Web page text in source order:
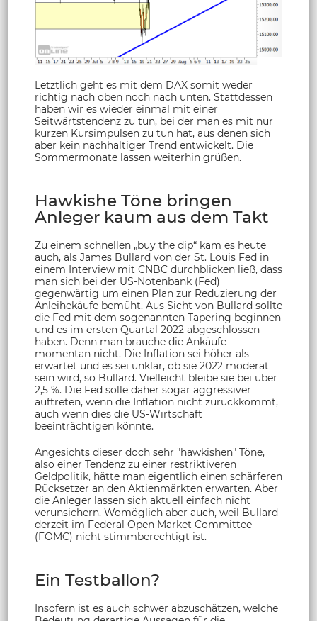
Letztlich geht es mit dem DAX somit weder
richtig nach oben noch nach unten. Stattdessen
haben wir es wieder einmal mit einer
Seitwärtstendenz zu tun, bei der man es mit nur
kurzen Kursimpulsen zu tun hat, aus denen sich
aber kein nachhaltiger Trend entwickelt. Die
Sommermonate lassen weiterhin grüßen.
Hawkishe Töne bringen
Anleger kaum aus dem Takt
Zu einem schnellen „buy the dip“ kam es heute
auch, als James Bullard von der St. Louis Fed in
einem Interview mit CNBC durchblicken ließ, dass
man sich bei der US-Notenbank (Fed)
gegenwärtig um einen Plan zur Reduzierung der
Anleihekäufe bemüht. Aus Sicht von Bullard sollte
die Fed mit dem sogenannten Tapering beginnen
und es im ersten Quartal 2022 abgeschlossen
haben. Denn man brauche die Ankäufe
momentan nicht. Die Inflation sei höher als
erwartet und es sei unklar, ob sie 2022 moderat
sein wird, so Bullard. Vielleicht bleibe sie bei über
2,5 %. Die Fed solle daher sogar aggressiver
auftreten, wenn die Inflation nicht zurückkommt,
auch wenn dies die US-Wirtschaft
beeinträchtigen könnte.
Angesichts dieser doch sehr "hawkishen" Töne,
also einer Tendenz zu einer restriktiveren
Geldpolitik, hätte man eigentlich einen schärferen
Rücksetzer an den Aktienmärkten erwarten. Aber
die Anleger lassen sich aktuell einfach nicht
verunsichern. Womöglich aber auch, weil Bullard
derzeit im Federal Open Market Committee
(FOMC) nicht stimmberechtigt ist.
Ein Testballon?
Insofern ist es auch schwer abzuschätzen, welche